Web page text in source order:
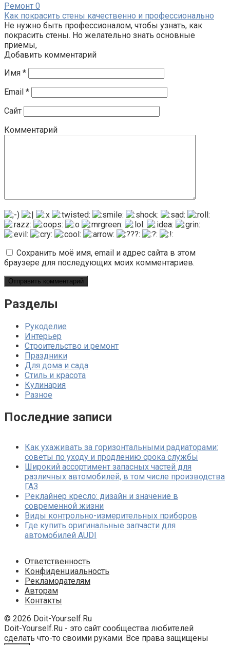
Ремонт 0
Как покрасить стены качественно и профессионально
Не нужно быть профессионалом, чтобы узнать, как
покрасить стены. Но желательно знать основные
приемы,
Добавить комментарий
Имя *
Email *
Сайт
Комментарий
Сохранить моё имя, email и адрес сайта в этом
браузере для последующих моих комментариев.
Разделы
Рукоделие
Интерьер
Строительство и ремонт
Праздники
Для дома и сада
Стиль и красота
Кулинария
Разное
Последние записи
Как ухаживать за горизонтальными радиаторами:
советы по уходу и продлению срока службы
Широкий ассортимент запасных частей для
различных автомобилей, в том числе производства
ГАЗ
Реклайнер кресло: дизайн и значение в
современной жизни
Виды контрольно-измерительных приборов
Где купить оригинальные запчасти для
автомобилей AUDI
Ответственность
Конфиденциальность
Рекламодателям
Авторам
Контакты
© 2026 Doit-Yourself.Ru
Doit-Yourself.Ru - это сайт сообщества любителей
сделать что-то своими руками. Все права защищены